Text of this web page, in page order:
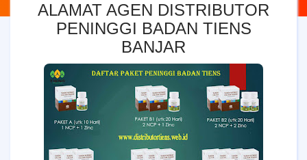
ALAMAT AGEN DISTRIBUTOR
PENINGGI BADAN TIENS
BANJAR